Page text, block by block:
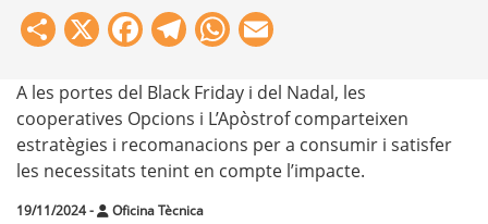
Share
X Facebook
Telegram
WhatsApp
A les portes del Black Friday i del Nadal, les
cooperatives Opcions i L’Apòstrof comparteixen
estratègies i recomanacions per a consumir i satisfer
les necessitats tenint en compte l’impacte.
19/11/2024- Oficina Tècnica